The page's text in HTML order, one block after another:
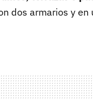
dos armarios y